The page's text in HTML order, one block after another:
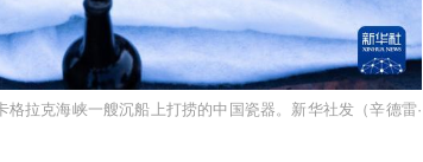
拉克海峡一艘沉船上打捞的中国瓷器。新华社发（辛德雷·